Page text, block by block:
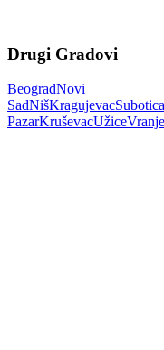
Drugi Gradovi
BeogradNovi
SadNišKragujevacSubotica
PazarKruševacUžiceVranje